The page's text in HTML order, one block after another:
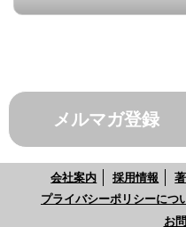
メルマガ登録
会社案内 採用情報
プライバシーポリシーにつ
お